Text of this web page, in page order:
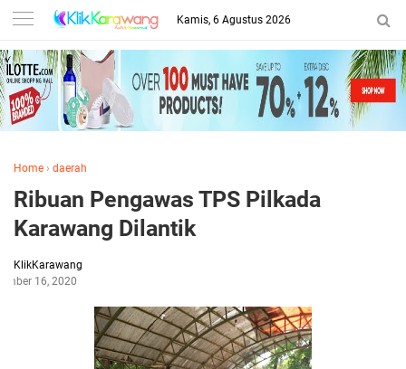
Kamis, 6 Agustus 2026
Home › daerah
Ribuan Pengawas TPS Pilkada
Karawang Dilantik
KlikKarawang
16, 2020